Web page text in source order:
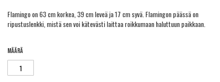
Flamingo on 63 cm korkea, 39 cm leveä ja 17 cm syvä. Flamingon päässä on
ripustuslenkki, mistä sen voi kätevästi laittaa roikkumaan haluttuun paikkaan.
Määrä